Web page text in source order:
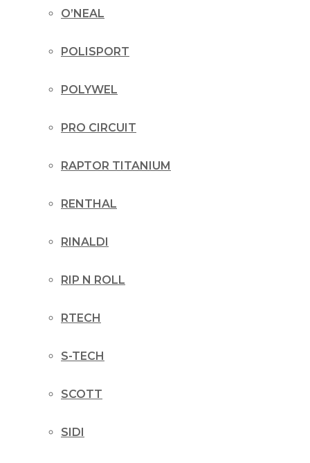
O’NEAL
POLISPORT
POLYWEL
PRO CIRCUIT
RAPTOR TITANIUM
RENTHAL
RINALDI
RIP N ROLL
RTECH
S-TECH
SCOTT
SIDI